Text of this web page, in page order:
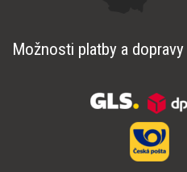
Možnosti platby a dopravy